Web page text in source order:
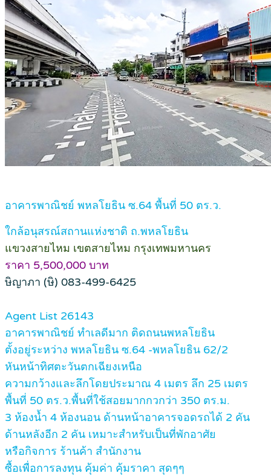
อาคารพาณิชย์ พหลโยธิน ซ.64 พื้นที่ 50 ตร.ว.
ใกล้อนุสรณ์สถานแห่งชาติ ถ.พหลโยธิน
แขวงสายไหม เขตสายไหม กรุงเทพมหานคร
ราคา 5,500,000 บาท
ษิญาภา (ษิ) 083-499-6425
Agent List 26143
อาคารพาณิชย์ ทำเลดีมาก ติดถนนพหลโยธิน
ตั้งอยู่ระหว่าง พหลโยธิน ซ.64 -พหลโยธิน 62/2
หันหน้าทิศตะวันตกเฉียงเหนือ
ความกว้างและลึกโดยประมาณ 4 เมตร ลึก 25 เมตร
พื้นที่ 50 ตร.ว.พื้นที่ใช้สอยมากกวกว่า 350 ตร.ม.
3 ห้องน้ำ 4 ห้องนอน ด้านหน้าอาคารจอดรถได้ 2 คัน
ด้านหลังอีก 2 คัน เหมาะสำหรับเป็นที่พักอาศัย
หรือกิจการ ร้านค้า สำนักงาน
ซื้อเพื่อการลงทุน คุ้มค่า คุ้มราคา สุดๆๆ